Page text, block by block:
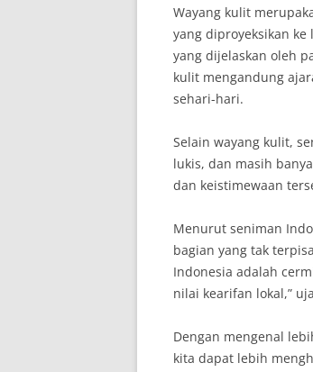
Wayang kulit
yang diproyeksikan
yang dijelaskan oleh
kulit mengandung
sehari-hari.
Selain wayang kulit,
lukis, dan masih
dan keistimewaan
Menurut seniman
bagian yang tak
Indonesia adalah
nilai kearifan lokal,”
Dengan mengenal
kita dapat lebih